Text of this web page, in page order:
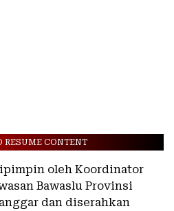
RESUME CONTENT
oleh Koordinator
Bawaslu Provinsi
dan diserahkan